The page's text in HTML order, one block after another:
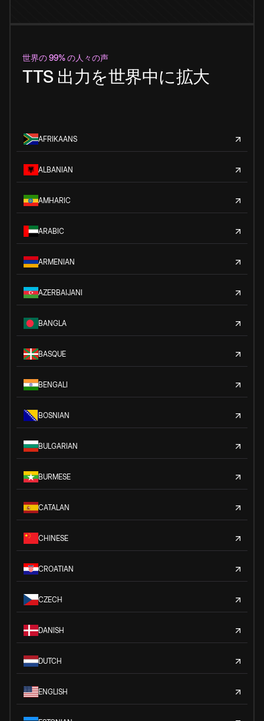
世界の 99% の人々の声
TTS 出力を世界中に拡大
AFRIKAANS
ALBANIAN
AMHARIC
ARABIC
ARMENIAN
AZERBAIJANI
BANGLA
BASQUE
BENGALI
BOSNIAN
BULGARIAN
BURMESE
CATALAN
CHINESE
CROATIAN
CZECH
DANISH
DUTCH
ENGLISH